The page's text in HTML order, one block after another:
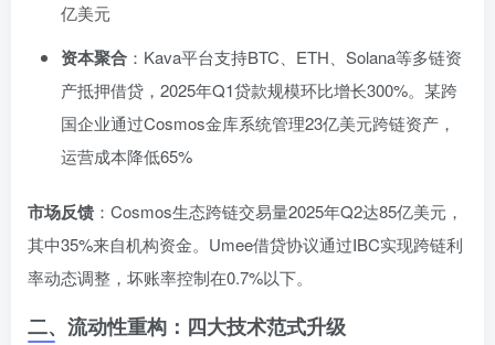
亿美元
资本聚合 ：Kava平台支持BTC、ETH、Solana等多链资
产抵押借贷，2025年Q1贷款规模环比增长300%。某跨
国企业通过Cosmos金库系统管理23亿美元跨链资产，
运营成本降低65%
市场反馈 ：Cosmos生态跨链交易量2025年Q2达85亿美元，
其中35%来自机构资金。Umee借贷协议通过IBC实现跨链利
率动态调整，坏账率控制在0.7%以下。
二、流动性重构：四大技术范式升级